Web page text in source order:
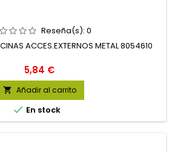
Reseña(s): 0
ACCES.EXTERNOS METAL 8054610
Precio
5,84 €
 Añadir al carrito
 En stock